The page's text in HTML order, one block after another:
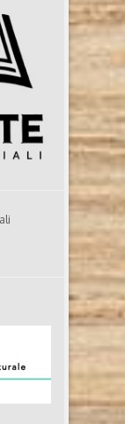
e
gli
del
di
autore